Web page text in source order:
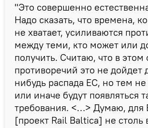
"Это совершенно
Надо сказать, что времена,
не хватает, усиливаются
между теми, кто может или
получить. Считаю, что в этом
противоречий это не дойдет
нибудь распада ЕС, но тем
или иначе будут появляться
требования. <…> Думаю, для
[проект Rail Baltica] не столь